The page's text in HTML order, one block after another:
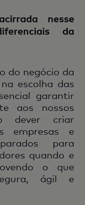
nesse
da
do negócio da
escolha das
garantir
aos nossos
dever criar
empresas e
para
quando e
o que
ágil e